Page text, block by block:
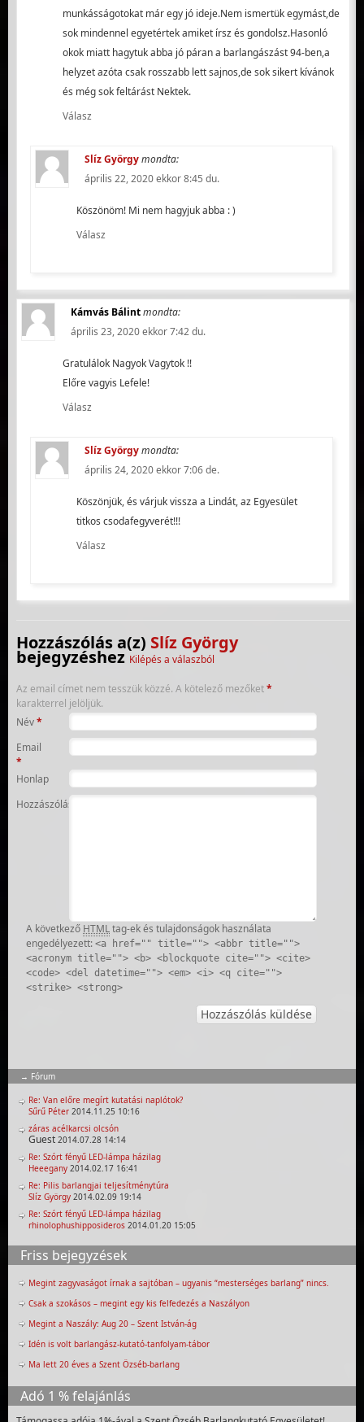
munkásságotokat már egy jó ideje.Nem ismertük egymást,de
sok mindennel egyetértek amiket írsz és gondolsz.Hasonló
okok miatt hagytuk abba jó páran a barlangászást 94-ben,a
helyzet azóta csak rosszabb lett sajnos,de sok sikert kívánok
és még sok feltárást Nektek.
Válasz
Slíz Györgymondta:
április 22, 2020 ekkor 8:45 du.
Köszönöm! Mi nem hagyjuk abba : )
Válasz
Kámvás Bálintmondta:
április 23, 2020 ekkor 7:42 du.
Gratulálok Nagyok Vagytok !!
Előre vagyis Lefele!
Válasz
Slíz Györgymondta:
április 24, 2020 ekkor 7:06 de.
Köszönjük, és várjuk vissza a Lindát, az Egyesület
titkos csodafegyverét!!!
Válasz
Hozzászólás a(z) Slíz György
bejegyzéshezKilépés a válaszból
Az email címet nem tesszük közzé. A kötelező mezőket*
karakterrel jelöljük.
Név*
Email
*
Honlap
Hozzászólás
A következő HTMLtag-ek és tulajdonságok használata
engedélyezett: <a href="" title=""> <abbr title="">
<acronym title=""> <b> <blockquote cite=""> <cite>
<code> <del datetime=""> <em> <i> <q cite="">
<strike> <strong>
Fórum
Re: Van előre megírt kutatási naplótok?
Sűrű Péter 2014.11.25 10:16
záras acélkarcsi olcsón
Guest 2014.07.28 14:14
Re: Szórt fényű LED-lámpa házilag
Heeegany 2014.02.17 16:41
Re: Pilis barlangjai teljesítménytúra
Slíz György 2014.02.09 19:14
Re: Szórt fényű LED-lámpa házilag
rhinolophushipposideros 2014.01.20 15:05
Friss bejegyzések
Megint zagyvaságot írnak a sajtóban – ugyanis “mesterséges barlang” nincs.
Csak a szokásos – megint egy kis felfedezés a Naszályon
Megint a Naszály: Aug 20 – Szent István-ág
Idén is volt barlangász-kutató-tanfolyam-tábor
Ma lett 20 éves a Szent Özséb-barlang
Adó 1 % felajánlás